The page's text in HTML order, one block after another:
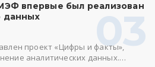
03
впервые был реализован
данных
проект «Цифры и факты»,
аналитических данных.…